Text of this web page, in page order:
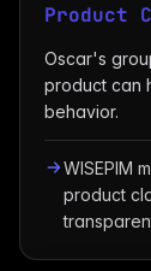
Product
Oscar's
product can
behavior.
WISEPIM
product